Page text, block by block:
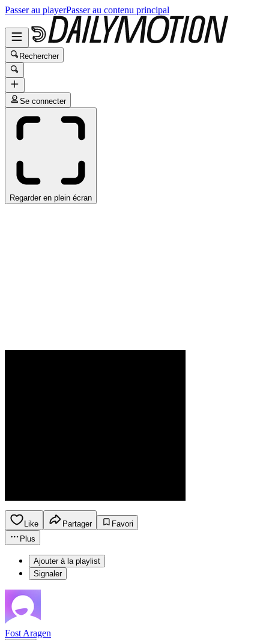
Passer au playerPasser au contenu principal
Rechercher
Se connecter
Regarder en plein écran
Like Partager
Favori
Plus
Ajouter à la playlist
Signaler
Fost Aragen